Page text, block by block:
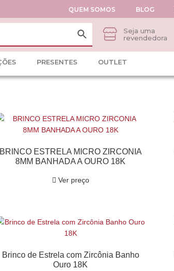
QUEM SOMOS BLOG
Seja uma
revendedora
PRESENTES OUTLET
BRINCO ESTRELA MICRO ZIRCONIA
8MM BANHADA A OURO 18K
Ver preço
Brinco de Estrela com Zircônia Banho
Ouro 18K